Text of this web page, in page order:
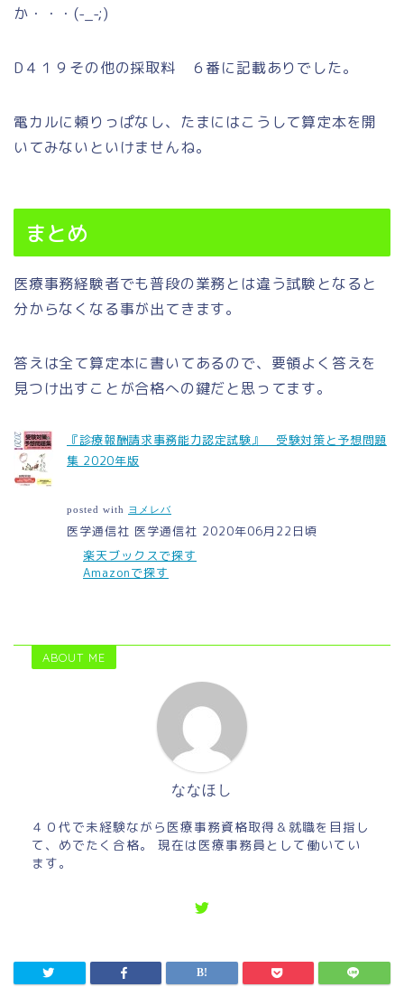
か・・・(-_-;)
D４１９その他の採取料 ６番に記載ありでした。
電カルに頼りっぱなし、たまにはこうして算定本を開
いてみないといけませんね。
まとめ
医療事務経験者でも普段の業務とは違う試験となると
分からなくなる事が出てきます。
答えは全て算定本に書いてあるので、要領よく答えを
見つけ出すことが合格への鍵だと思ってます。
『診療報酬請求事務能力認定試験』 受験対策と予想問題
集 2020年版
posted with ヨメレバ
医学通信社 医学通信社 2020年06月22日頃
楽天ブックスで探す
Amazonで探す
ABOUT ME
ななほし
４０代で未経験ながら医療事務資格取得＆就職を目指し
て、めでたく合格。 現在は医療事務員として働いてい
ます。